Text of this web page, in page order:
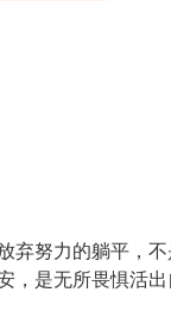
弃努力的躺平，
，是无所畏惧活